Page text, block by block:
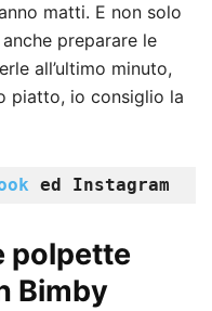
matti. E non solo
preparare le
all’ultimo minuto,
piatto, io consiglio la
ed Instagram
polpette
Bimby